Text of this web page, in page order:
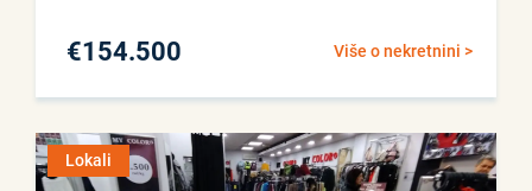
Više o nekretnini >
€154.500
Lokali